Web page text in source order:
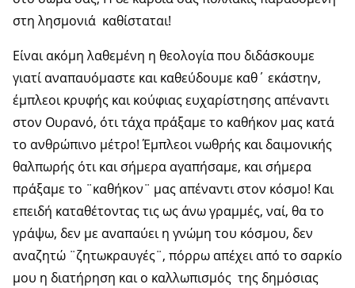
στη λησμονιά καθίσταται!
Είναι ακόμη λαθεμένη η θεολογία που διδάσκουμε
γιατί αναπαυόμαστε και καθεύδουμε καθ΄ εκάστην,
έμπλεοι κρυφής και κούφιας ευχαρίστησης απέναντι
στον Ουρανό, ότι τάχα πράξαμε το καθήκον μας κατά
το ανθρώπινο μέτρο! Έμπλεοι νωθρής και δαιμονικής
θαλπωρής ότι και σήμερα αγαπήσαμε, και σήμερα
πράξαμε το ¨καθήκον¨ μας απέναντι στον κόσμο! Και
επειδή καταθέτοντας τις ως άνω γραμμές, ναί, θα το
γράψω, δεν με αναπαύει η γνώμη του κόσμου, δεν
αναζητώ ¨ζητωκραυγές¨, πόρρω απέχει από το σαρκίο
μου η διατήρηση και ο καλλωπισμός της δημόσιας